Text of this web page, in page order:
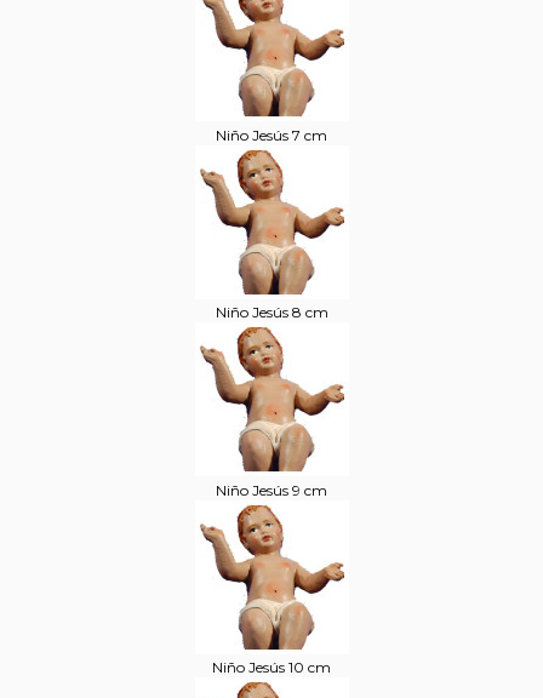
Niño Jesús 7 cm
Niño Jesús 8 cm
Niño Jesús 9 cm
Niño Jesús 10 cm